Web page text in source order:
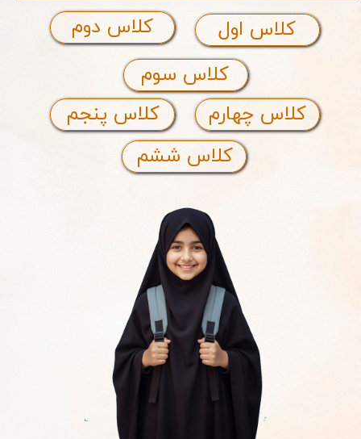
کلاس اول
کلاس دوم
کلاس سوم
کلاس چهارم
کلاس پنجم
کلاس ششم